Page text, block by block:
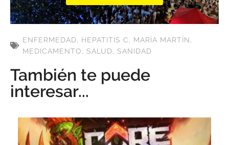
ENFERMEDAD, HEPATITIS C, MARÍA MARTÍN,
MEDICAMENTO, SALUD, SANIDAD
También te puede
interesar...